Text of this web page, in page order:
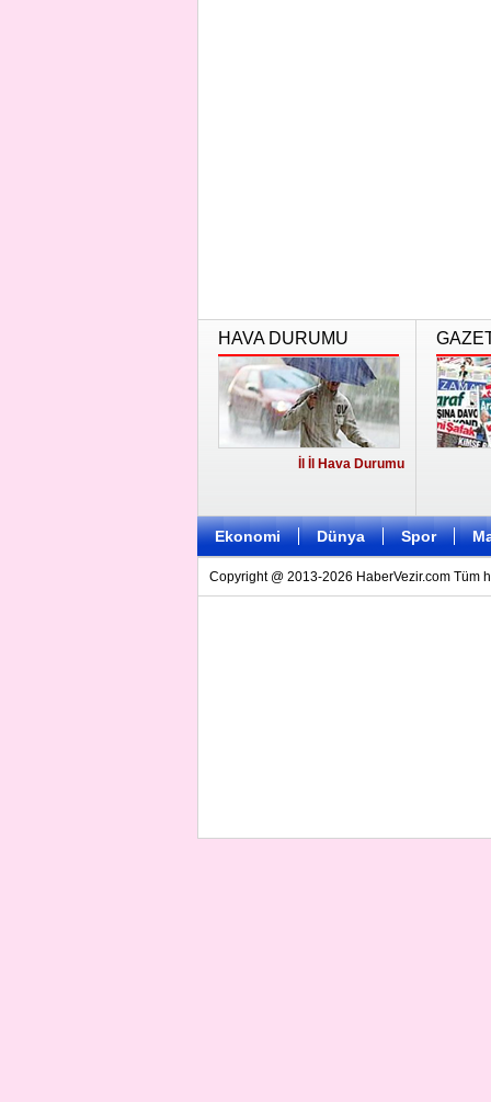
HAVA DURUMU
İl İl Hava Durumu
Ekonomi Dünya Spor
Copyright @ 2013-2026 HaberVezir.com Tüm